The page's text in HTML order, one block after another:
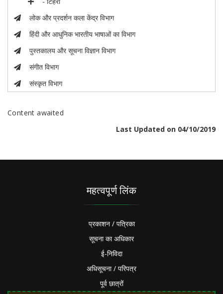
लोक और प्रदर्शन कला केंद्र विभाग
हिंदी और आधुनिक भारतीय भाषाओं का विभाग
पुस्तकालय और सूचना विज्ञान विभाग
संगीत विभाग
संस्कृत विभाग
Content awaited
Last Updated on 04/10/2019
महत्वपूर्ण लिंक
प्रकाशन / पत्रिका
सूचना का अधिकार
ई-निविदा
अधिसूचना / परिपत्र
पूर्व छात्रों